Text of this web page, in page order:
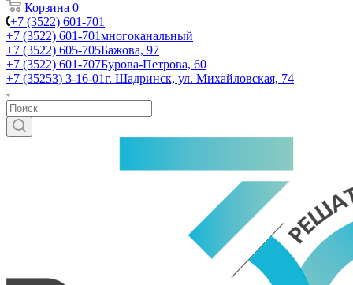
Корзина 0
+7 (3522) 601-701
+7 (3522) 601-701многоканальный
+7 (3522) 605-705Бажова, 97
+7 (3522) 601-707Бурова-Петрова, 60
+7 (35253) 3-16-01г. Шадринск, ул. Михайловская, 74